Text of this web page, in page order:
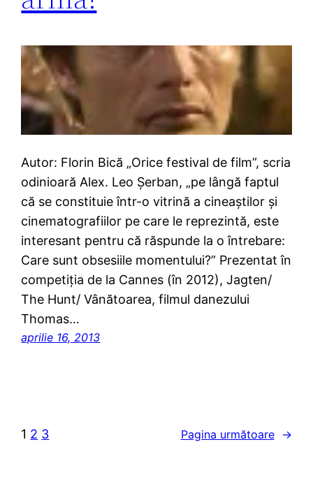
Autor: Florin Bică „Orice festival de film”, scria
odinioară Alex. Leo Şerban, „pe lângă faptul
că se constituie într-o vitrină a cineaştilor şi
cinematografiilor pe care le reprezintă, este
interesant pentru că răspunde la o întrebare:
Care sunt obsesiile momentului?” Prezentat în
competiţia de la Cannes (în 2012), Jagten/
The Hunt/ Vânătoarea, filmul danezului
Thomas…
aprilie 16, 2013
1 2 3 Pagina următoare →